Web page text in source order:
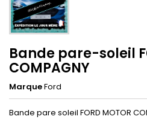
Bande pare-soleil
COMPAGNY
MarqueFord
Bande pare soleil FORD MOTOR